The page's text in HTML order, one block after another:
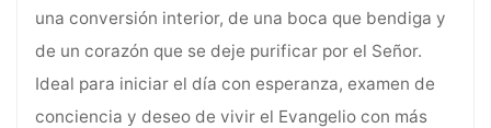
una conversión interior, de una boca que bendiga y
de un corazón que se deje purificar por el Señor.
Ideal para iniciar el día con esperanza, examen de
conciencia y deseo de vivir el Evangelio con más